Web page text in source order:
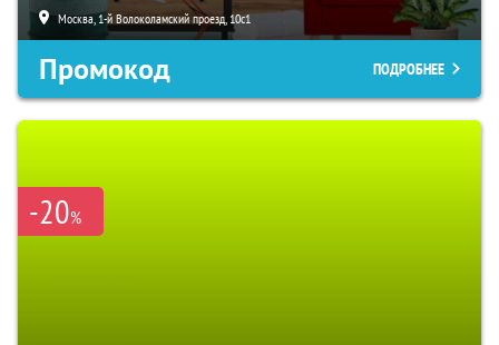
Москва, 1-й Волоколамский проезд, 10с1
Промокод ПОДРОБНЕЕ
-20%